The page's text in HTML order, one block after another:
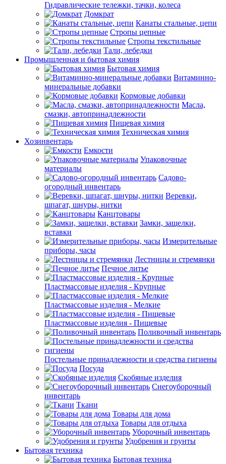
Гидравлические тележки, тачки, колеса
Домкрат
Канаты стальные, цепи
Стропы цепные
Стропы текстильные
Тали, лебедки
Промышленная и бытовая химия
Бытовая химия
Витаминно-
минеральные добавки
Кормовые добавки
Масла,
смазки, автопринадлежности
Пищевая химия
Техническая химия
Хозинвентарь
Емкости
Упаковочные
материалы
Садово-
огородный инвентарь
Веревки,
шпагат, шнуры, нитки
Канцтовары
Замки, защелки,
вставки
Измерительные
приборы, часы
Лестницы и стремянки
Печное литье
Пластмассовые изделия - Крупные
Пластмассовые изделия - Мелкие
Пластмассовые изделия - Пищевые
Поливочный инвентарь
Постельные принадлежности и средства гигиены
Посуда
Скобяные изделия
Снегоуборочный
инвентарь
Ткани
Товары для дома
Товары для отдыха
Уборочный инвентарь
Удобрения и грунты
Бытовая техника
Бытовая техника